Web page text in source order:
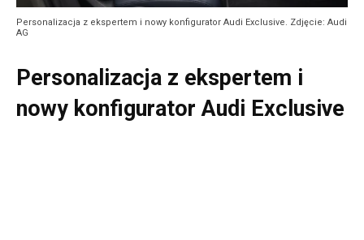
Personalizacja z ekspertem i nowy konfigurator Audi Exclusive. Zdjęcie: Audi
AG
Personalizacja z ekspertem i
nowy konfigurator Audi Exclusive